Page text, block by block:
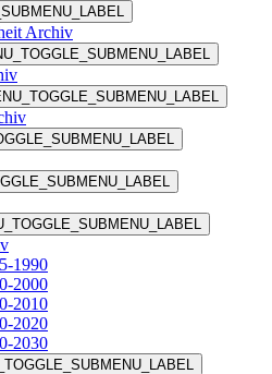
Archiv
1990
2000
2010
2020
2030